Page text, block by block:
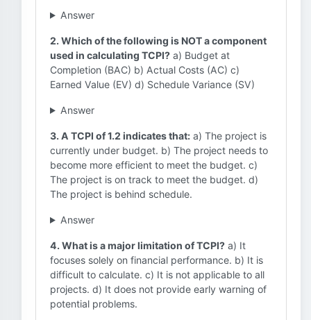
Answer
2. Which of the following is NOT a component
used in calculating TCPI? a) Budget at
Completion (BAC) b) Actual Costs (AC) c)
Earned Value (EV) d) Schedule Variance (SV)
Answer
3. A TCPI of 1.2 indicates that: a) The project is
currently under budget. b) The project needs to
become more efficient to meet the budget. c)
The project is on track to meet the budget. d)
The project is behind schedule.
Answer
4. What is a major limitation of TCPI? a) It
focuses solely on financial performance. b) It is
difficult to calculate. c) It is not applicable to all
projects. d) It does not provide early warning of
potential problems.